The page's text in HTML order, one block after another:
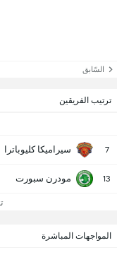
السّابق
ترتيب الفريقين
7 سيراميكا كليوباترا
13 مودرن سبورت
المواجهات المباشرة